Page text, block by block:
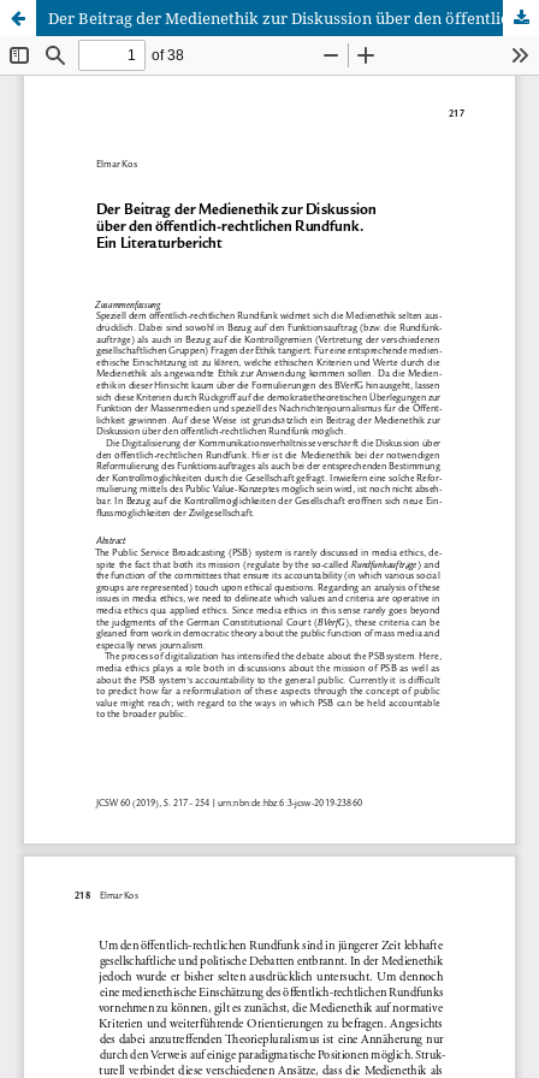
Der Beitrag der Medienethik zur Diskussion über den öffentlich-rechtlichen Rundfunk